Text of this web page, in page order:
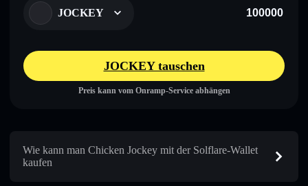
JOCKEY
JOCKEY tauschen
Preis kann vom Onramp-Service abhängen
Wie kann man Chicken Jockey mit der Solflare-Wallet
kaufen